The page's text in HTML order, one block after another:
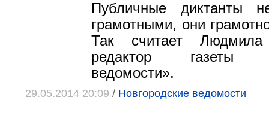
Публичные диктанты
грамотными, они
Так считает
редактор газеты
ведомости».
29.05.2014 20:09 / Новгородские ведомости